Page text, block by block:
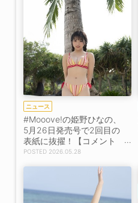
ニュース
#Mooove!の姫野ひなの、
5月26日発売号で2回目の
表紙に抜擢！【コメント
あり】 2026.05.28